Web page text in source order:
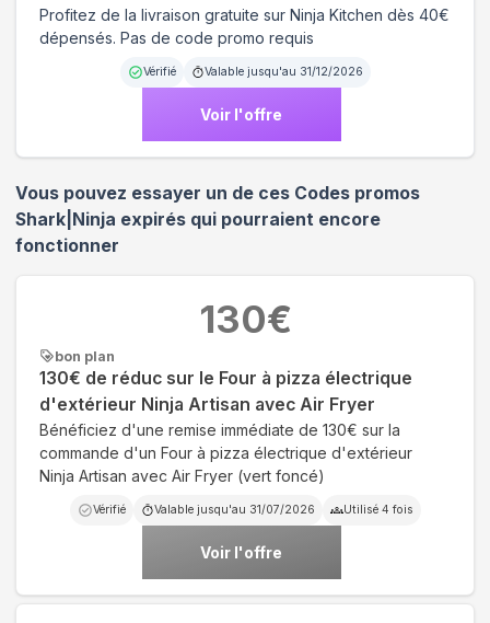
Profitez de la livraison gratuite sur Ninja Kitchen dès 40€
dépensés. Pas de code promo requis
Vérifié Valable jusqu'au 31/12/2026
Voir l'offre
Vous pouvez essayer un de ces Codes promos
Shark|Ninja expirés qui pourraient encore
fonctionner
bon plan
130€ de réduc sur le Four à pizza électrique
d'extérieur Ninja Artisan avec Air Fryer
Bénéficiez d'une remise immédiate de 130€ sur la
commande d'un Four à pizza électrique d'extérieur
Ninja Artisan avec Air Fryer (vert foncé)
Vérifié Valable jusqu'au 31/07/2026 Utilisé 4 fois
Voir l'offre
130€